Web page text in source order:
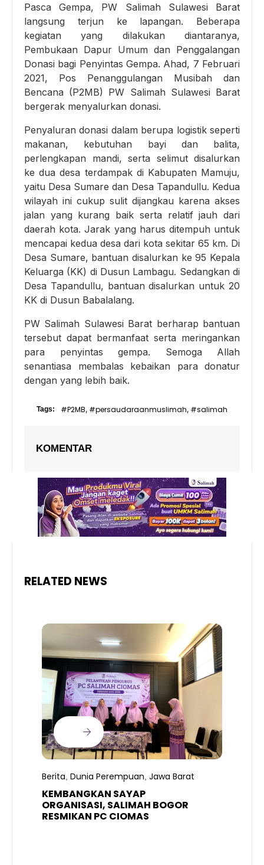
Pasca Gempa, PW Salimah Sulawesi Barat
langsung terjun ke lapangan. Beberapa
kegiatan yang dilakukan diantaranya,
Pembukaan Dapur Umum dan Penggalangan
Donasi bagi Penyintas Gempa. Ahad, 7 Februari
2021, Pos Penanggulangan Musibah dan
Bencana (P2MB) PW Salimah Sulawesi Barat
bergerak menyalurkan donasi.
Penyaluran donasi dalam berupa logistik seperti
makanan, kebutuhan bayi dan balita,
perlengkapan mandi, serta selimut disalurkan
ke dua desa terdampak di Kabupaten Mamuju,
yaitu Desa Sumare dan Desa Tapandullu. Kedua
wilayah ini cukup sulit dijangkau karena akses
jalan yang kurang baik serta relatif jauh dari
daerah kota. Jarak yang harus ditempuh untuk
mencapai kedua desa dari kota sekitar 65 km. Di
Desa Sumare, bantuan disalurkan ke 95 Kepala
Keluarga (KK) di Dusun Lambagu. Sedangkan di
Desa Tapandullu, bantuan disalurkan untuk 20
KK di Dusun Babalalang.
PW Salimah Sulawesi Barat berharap bantuan
tersebut dapat bermanfaat serta meringankan
para penyintas gempa. Semoga Allah
senantiasa membalas kebaikan para donatur
dengan yang lebih baik.
Tags: #P2MB, #persaudaraanmuslimah, #salimah
KOMENTAR
RELATED NEWS
Berita Dunia Perempuan Jawa Barat
KEMBANGKAN SAYAP
ORGANISASI, SALIMAH BOGOR
RESMIKAN PC CIOMAS